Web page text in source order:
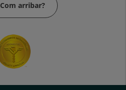
Com arribar?